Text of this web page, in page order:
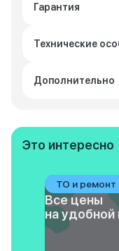
Гарантия
Технические
Дополнительно
Это интересно
ТО и ремонт
Все цены
на удобной